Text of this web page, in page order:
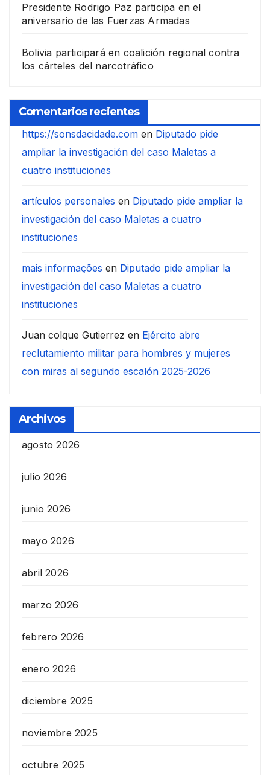
Presidente Rodrigo Paz participa en el
aniversario de las Fuerzas Armadas
Bolivia participará en coalición regional contra
los cárteles del narcotráfico
Comentarios recientes
https://sonsdacidade.com en Diputado pide
ampliar la investigación del caso Maletas a
cuatro instituciones
artículos personales en Diputado pide ampliar la
investigación del caso Maletas a cuatro
instituciones
mais informações en Diputado pide ampliar la
investigación del caso Maletas a cuatro
instituciones
Juan colque Gutierrez en Ejército abre
reclutamiento militar para hombres y mujeres
con miras al segundo escalón 2025-2026
Archivos
agosto 2026
julio 2026
junio 2026
mayo 2026
abril 2026
marzo 2026
febrero 2026
enero 2026
diciembre 2025
noviembre 2025
octubre 2025